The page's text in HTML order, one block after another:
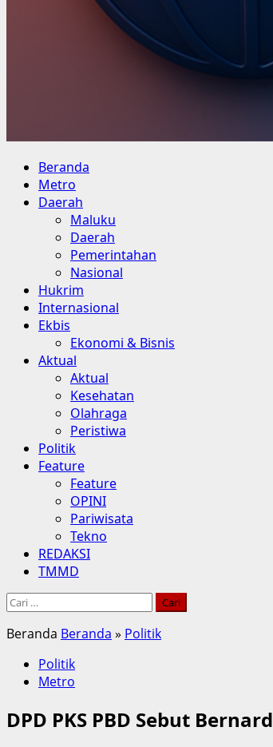
Primary
Menu
Beranda
Metro
Daerah
Maluku
Daerah
Pemerintahan
Nasional
Hukrim
Internasional
Ekbis
Ekonomi & Bisnis
Aktual
Aktual
Kesehatan
Olahraga
Peristiwa
Politik
Feature
Feature
OPINI
Pariwisata
Tekno
REDAKSI
TMMD
Cari
Beranda Beranda » Politik
Politik
Metro
DPD PKS PBD Sebut